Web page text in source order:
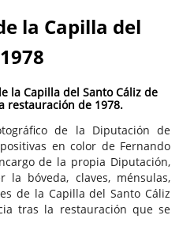
la Capilla del
la Capilla del Santo Cáliz de
restauración de 1978.
de la Diputación de
en color de Fernando
de la propia Diputación,
bóveda, claves, ménsulas,
de la Capilla del Santo Cáliz
tras la restauración que se